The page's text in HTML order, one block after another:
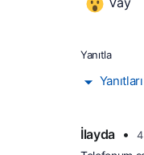
Yanıtla
İlayda •